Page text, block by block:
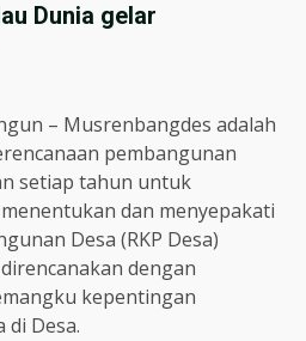
Dunia gelar
– Musrenbangdes adalah
pembangunan
setiap tahun untuk
dan menyepakati
Desa (RKP Desa)
dengan
kepentingan
di Desa.